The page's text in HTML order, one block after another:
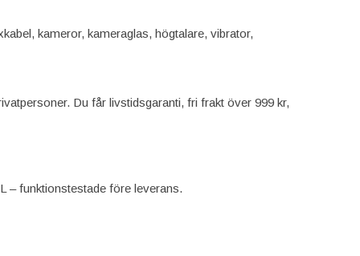
kameror, kameraglas, högtalare, vibrator,
Du får livstidsgaranti, fri frakt över 999 kr,
– funktionstestade före leverans.